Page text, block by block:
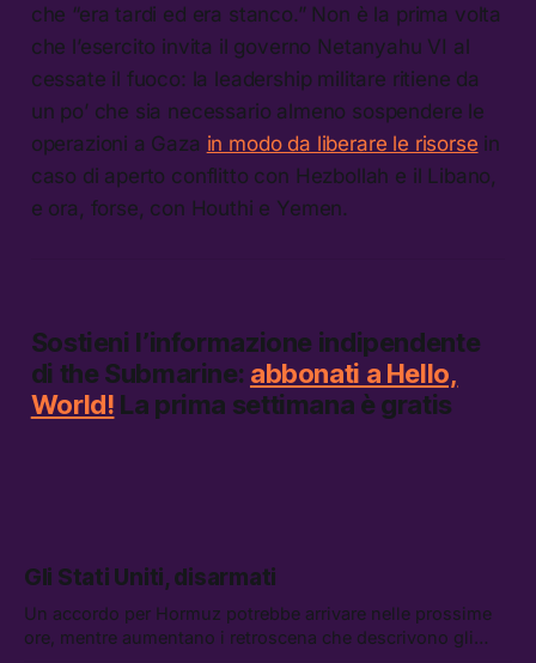
che “era tardi ed era stanco.” Non è la prima volta
che l’esercito invita il governo Netanyahu VI al
cessate il fuoco: la leadership militare ritiene da
un po’ che sia necessario almeno sospendere le
operazioni a Gaza in modo da liberare le risorse in
caso di aperto conflitto con Hezbollah e il Libano,
e ora, forse, con Houthi e Yemen.
Sostieni l’informazione indipendente
di the Submarine: abbonati a Hello,
World! La prima settimana è gratis
Gli Stati Uniti, disarmati
Un accordo per Hormuz potrebbe arrivare nelle prossime
ore, mentre aumentano i retroscena che descrivono gli